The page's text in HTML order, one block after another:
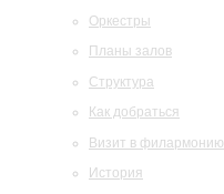
Оркестры
Планы залов
Структура
Как добраться
Визит в филармонию
История